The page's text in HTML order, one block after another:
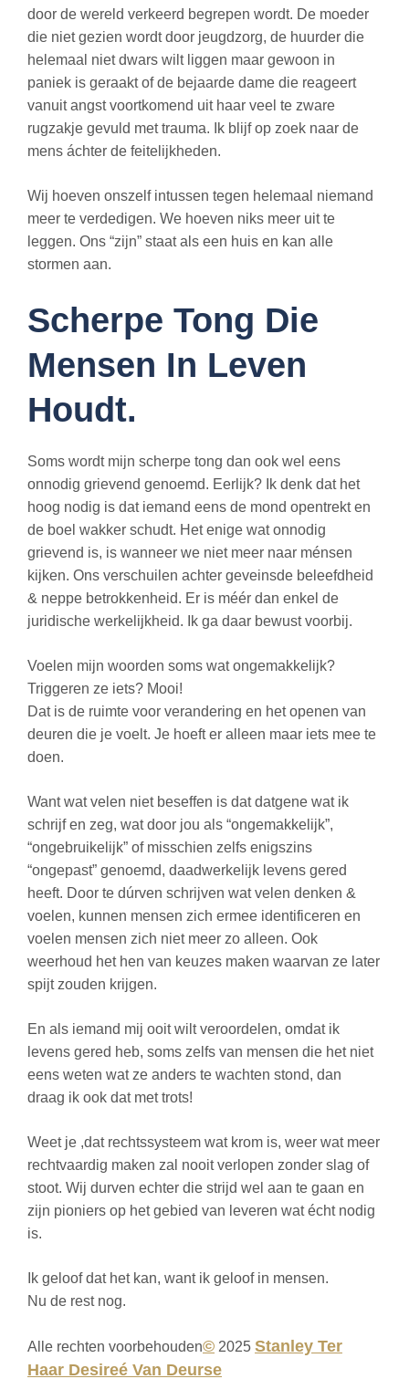
door de wereld verkeerd begrepen wordt. De moeder
die niet gezien wordt door jeugdzorg, de huurder die
helemaal niet dwars wilt liggen maar gewoon in
paniek is geraakt of de bejaarde dame die reageert
vanuit angst voortkomend uit haar veel te zware
rugzakje gevuld met trauma. Ik blijf op zoek naar de
mens áchter de feitelijkheden.
Wij hoeven onszelf intussen tegen helemaal niemand
meer te verdedigen. We hoeven niks meer uit te
leggen. Ons “zijn” staat als een huis en kan alle
stormen aan.
Scherpe Tong Die
Mensen In Leven
Houdt.
Soms wordt mijn scherpe tong dan ook wel eens
onnodig grievend genoemd. Eerlijk? Ik denk dat het
hoog nodig is dat iemand eens de mond opentrekt en
de boel wakker schudt. Het enige wat onnodig
grievend is, is wanneer we niet meer naar ménsen
kijken. Ons verschuilen achter geveinsde beleefdheid
& neppe betrokkenheid. Er is méér dan enkel de
juridische werkelijkheid. Ik ga daar bewust voorbij.
Voelen mijn woorden soms wat ongemakkelijk?
Triggeren ze iets? Mooi!
Dat is de ruimte voor verandering en het openen van
deuren die je voelt. Je hoeft er alleen maar iets mee te
doen.
Want wat velen niet beseffen is dat datgene wat ik
schrijf en zeg, wat door jou als “ongemakkelijk”,
“ongebruikelijk” of misschien zelfs enigszins
“ongepast” genoemd, daadwerkelijk levens gered
heeft. Door te dúrven schrijven wat velen denken &
voelen, kunnen mensen zich ermee identificeren en
voelen mensen zich niet meer zo alleen. Ook
weerhoud het hen van keuzes maken waarvan ze later
spijt zouden krijgen.
En als iemand mij ooit wilt veroordelen, omdat ik
levens gered heb, soms zelfs van mensen die het niet
eens weten wat ze anders te wachten stond, dan
draag ik ook dat met trots!
Weet je ,dat rechtssysteem wat krom is, weer wat meer
rechtvaardig maken zal nooit verlopen zonder slag of
stoot. Wij durven echter die strijd wel aan te gaan en
zijn pioniers op het gebied van leveren wat écht nodig
is.
Ik geloof dat het kan, want ik geloof in mensen.
Nu de rest nog.
Alle rechten voorbehouden© 2025 Stanley Ter
Haar Desireé Van Deurse